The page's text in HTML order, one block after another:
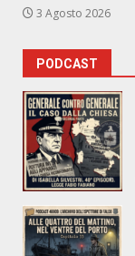
3 Agosto 2026
PODCAST